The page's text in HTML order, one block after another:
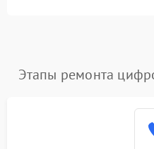
Этапы ремонта